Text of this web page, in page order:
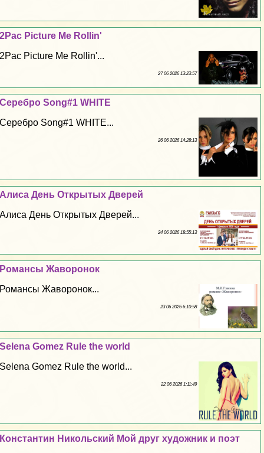
2Pac Picture Me Rollin'
2Pac Picture Me Rollin'...
27 06 2026 13:23:57
Серебро Song#1 WHITE
Серебро Song#1 WHITE...
26 06 2026 14:28:13
Алиса День Открытых Дверей
Алиса День Открытых Дверей...
24 06 2026 18:55:13
Романсы Жаворонок
Романсы Жаворонок...
23 06 2026 6:10:58
Selena Gomez Rule the world
Selena Gomez Rule the world...
22 06 2026 1:11:49
Константин Никольский Мой друг художник и поэт